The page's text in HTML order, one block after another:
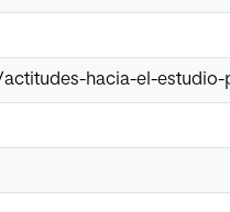
hacia-el-estudio-